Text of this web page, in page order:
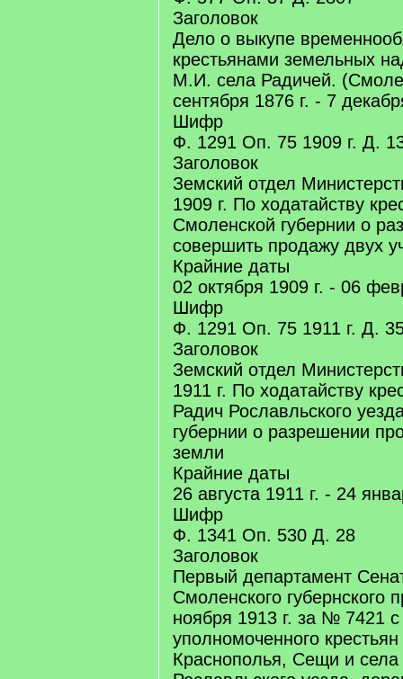
Заголовок
Дело о выкупе
крестьянами земельных
М.И. села Радичей.
сентября 1876 г. - 7
Шифр
Ф. 1291 Оп. 75 1909 г. Д.
Заголовок
Земский отдел
1909 г. По ходатайству
Смоленской губернии о
совершить продажу двух
Крайние даты
02 октября 1909 г. - 06
Шифр
Ф. 1291 Оп. 75 1911 г. Д.
Заголовок
Земский отдел
1911 г. По ходатайству
Радич Рославльского
губернии о разрешении
земли
Крайние даты
26 августа 1911 г. - 24
Шифр
Ф. 1341 Оп. 530 Д. 28
Заголовок
Первый департамент
Смоленского губернского
ноября 1913 г. за № 7421
уполномоченного
Краснополья, Сещи и села